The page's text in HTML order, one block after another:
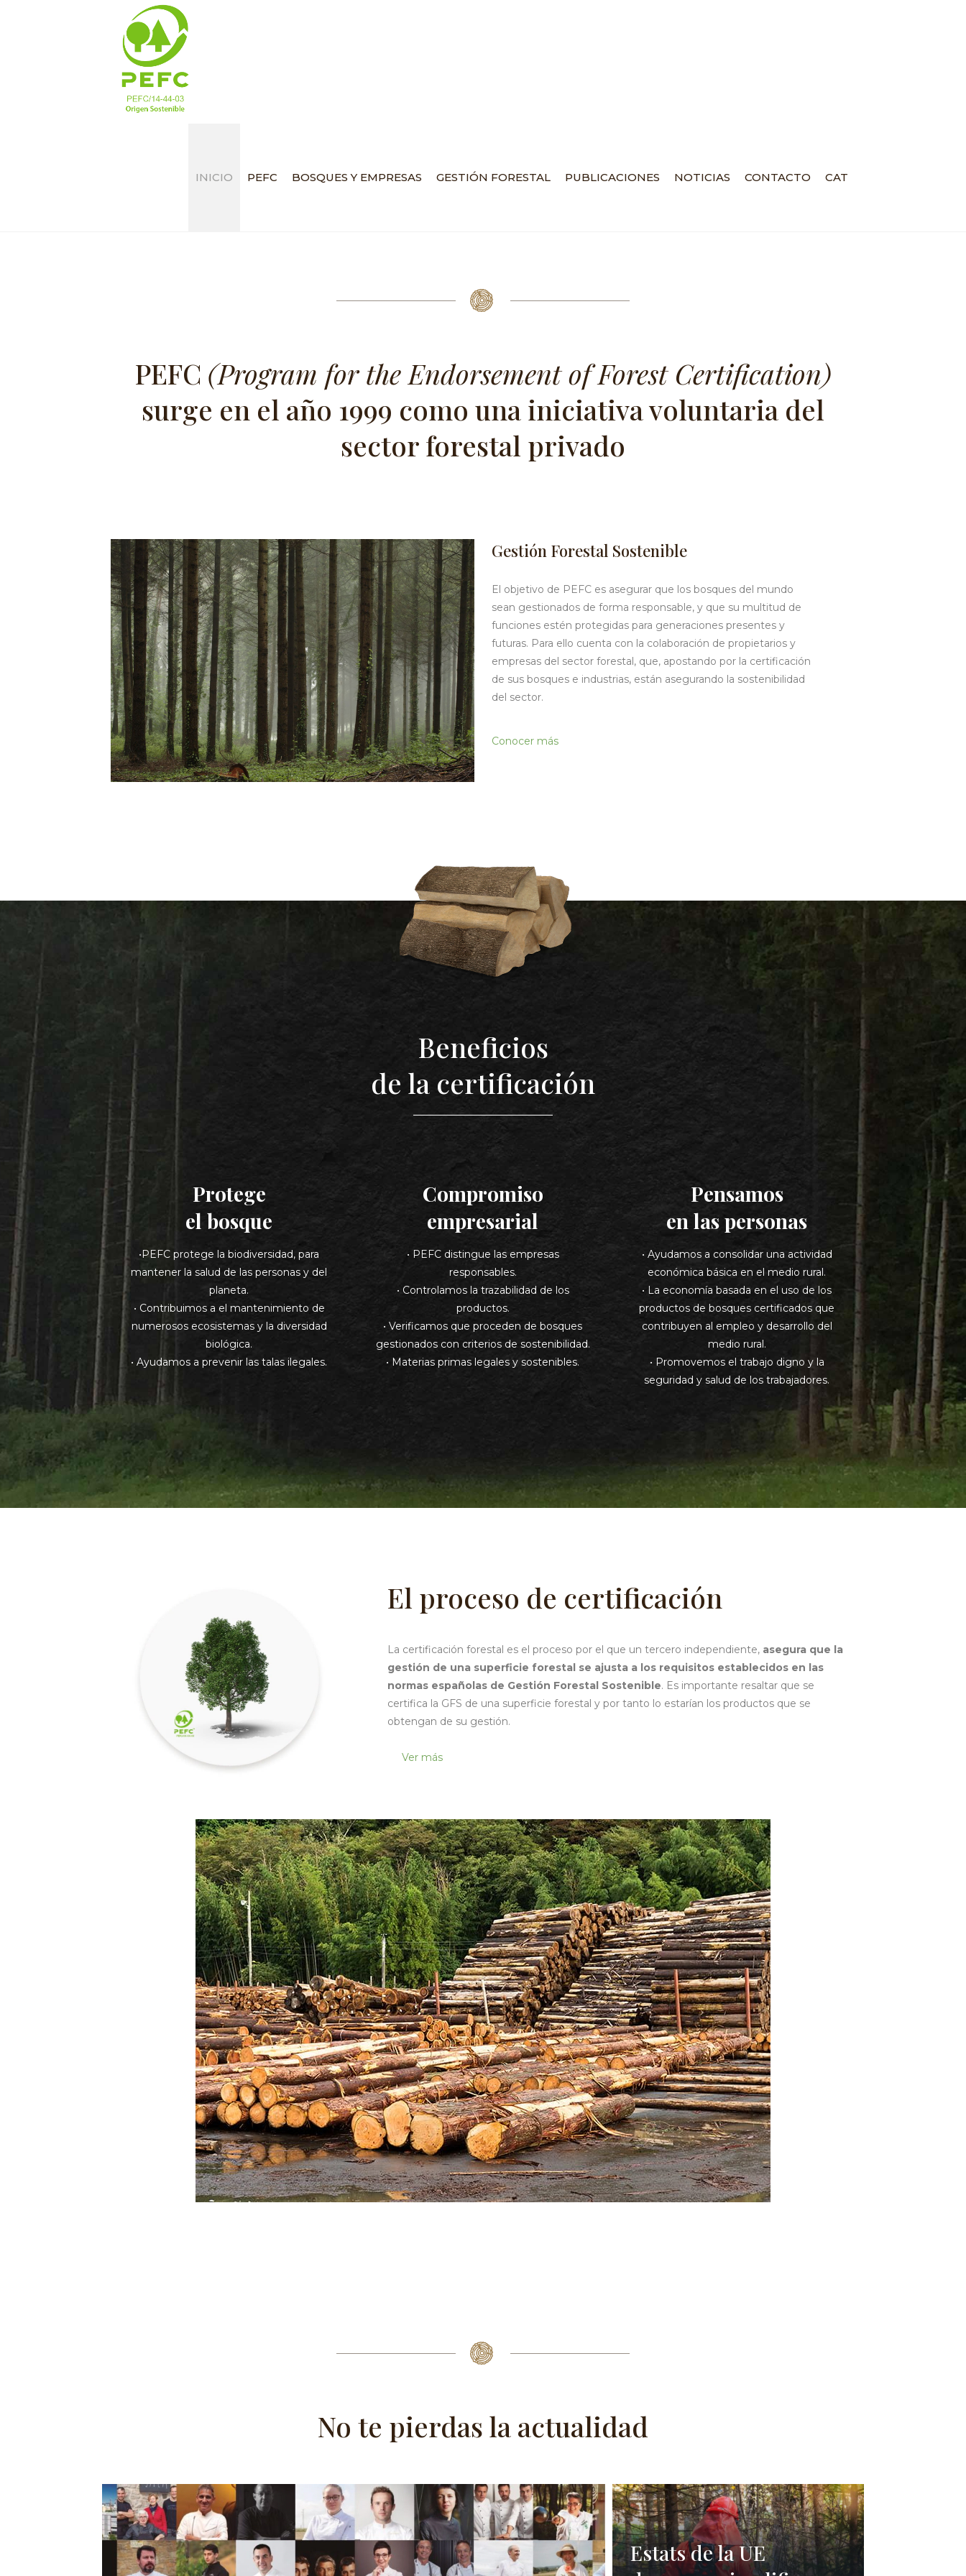
INICIO PEFC BOSQUES Y EMPRESAS GESTIÓN FORESTAL PUBLICACIONES NOTICIAS CONTACTO CAT
PEFC (Program for the Endorsement of Forest Certification)
surge en el año 1999 como una iniciativa voluntaria del
sector forestal privado
Gestión Forestal Sostenible
El objetivo de PEFC es asegurar que los bosques del mundo
sean gestionados de forma responsable, y que su multitud de
funciones estén protegidas para generaciones presentes y
futuras. Para ello cuenta con la colaboración de propietarios y
empresas del sector forestal, que, apostando por la certificación
de sus bosques e industrias, están asegurando la sostenibilidad
del sector.
Conocer más
Beneficios
de la certificación
Protege
el bosque
•PEFC protege la biodiversidad, para
mantener la salud de las personas y del
planeta.
• Contribuimos a el mantenimiento de
numerosos ecosistemas y la diversidad
biológica.
• Ayudamos a prevenir las talas ilegales.
Compromiso
empresarial
• PEFC distingue las empresas
responsables.
• Controlamos la trazabilidad de los
productos.
• Verificamos que proceden de bosques
gestionados con criterios de sostenibilidad.
• Materias primas legales y sostenibles.
Pensamos
en las personas
• Ayudamos a consolidar una actividad
económica básica en el medio rural.
• La economía basada en el uso de los
productos de bosques certificados que
contribuyen al empleo y desarrollo del
medio rural.
• Promovemos el trabajo digno y la
seguridad y salud de los trabajadores.
El proceso de certificación
La certificación forestal es el proceso por el que un tercero independiente, asegura que la
gestión de una superficie forestal se ajusta a los requisitos establecidos en las
normas españolas de Gestión Forestal Sostenible. Es importante resaltar que se
certifica la GFS de una superficie forestal y por tanto lo estarían los productos que se
obtengan de su gestión.
Ver más
No te pierdas la actualidad
Estats de la UE